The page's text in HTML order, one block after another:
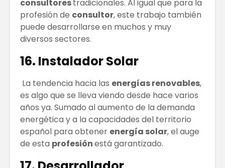
consultorestradicionales. Al igual que para la
profesión de consultor, este trabajo también
puede desarrollarse en muchos y muy
diversos sectores.
16. Instalador Solar
La tendencia hacia las energías renovables,
es algo que se lleva viendo desde hace varios
años ya. Sumado al aumento de la demanda
energética y a la capacidades del territorio
español para obtener energía solar, el auge
de esta profesiónestá garantizado.